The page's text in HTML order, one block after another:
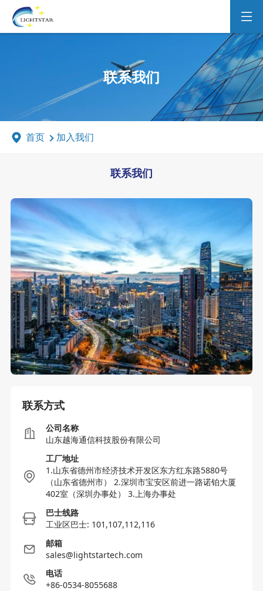
联系我们
首页 加入我们
联系我们
联系方式
公司名称
山东越海通信科技股份有限公司
工厂地址
1.山东省德州市经济技术开发区东方红东路5880号
（山东省德州市） 2.深圳市宝安区前进一路诺铂大厦
402室（深圳办事处） 3.上海办事处
巴士线路
工业区巴士: 101,107,112,116
邮箱
sales@lightstartech.com
电话
+86-0534-8055688